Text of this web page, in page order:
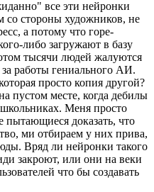
все эти нейронки
со стороны художников, не
а потому что горе-
либо загружают в базу
тысячи людей жалуются
работы гениального АИ.
просто копия другой?
пустом месте, когда дебилы
Меня просто
пытающиеся доказать, что
ми отбираем у них прива,
Вряд ли нейронки такого
закроют, или они на веки
что бы создавать